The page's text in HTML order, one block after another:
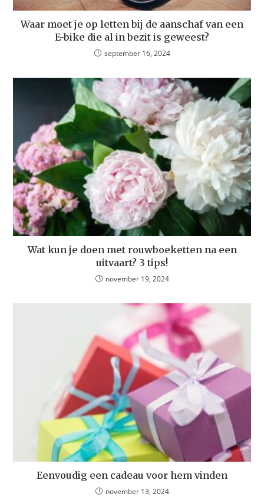
Waar moet je op letten bij de aanschaf van een
E-bike die al in bezit is geweest?
september 16, 2024
Wat kun je doen met rouwboeketten na een
uitvaart? 3 tips!
november 19, 2024
Eenvoudig een cadeau voor hem vinden
november 13, 2024